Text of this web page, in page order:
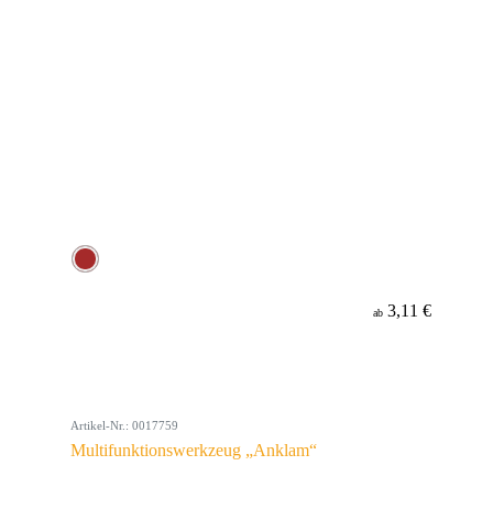
ab 3,11 €
Artikel-Nr.: 0017759
Multifunktionswerkzeug „Anklam“